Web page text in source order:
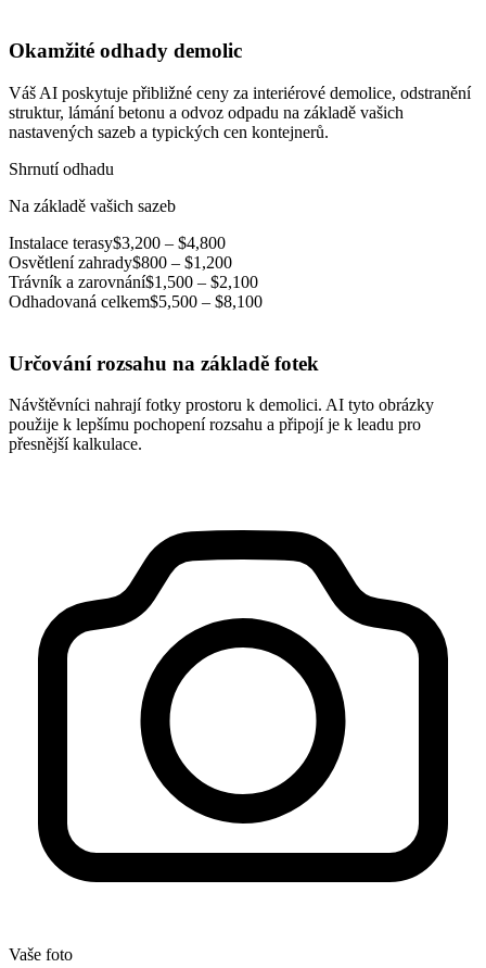
Okamžité odhady demolic
Váš AI poskytuje přibližné ceny za interiérové demolice, odstranění
struktur, lámání betonu a odvoz odpadu na základě vašich
nastavených sazeb a typických cen kontejnerů.
Shrnutí odhadu
Na základě vašich sazeb
Instalace terasy$3,200 – $4,800
Osvětlení zahrady$800 – $1,200
Trávník a zarovnání$1,500 – $2,100
Odhadovaná celkem$5,500 – $8,100
Určování rozsahu na základě fotek
Návštěvníci nahrají fotky prostoru k demolici. AI tyto obrázky
použije k lepšímu pochopení rozsahu a připojí je k leadu pro
přesnější kalkulace.
Vaše foto